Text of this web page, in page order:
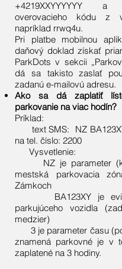
+4219XXYYYYYY a
overovacieho kódu z
napríklad rrwq4u.
Pri platbe mobilnou
daňový doklad získať
ParkDots v sekcii
dá sa takisto zaslať
zadanú e-mailovú adresu.
Ako sa dá zaplatiť
parkovanie na viac hodín?
Príklad:
text SMS: NZ
na tel. číslo: 2200
Vysvetlenie:
NZ je parameter
mestská parkovacia
Zámkoch
BA123XY je
parkujúceho vozidla
medzier)
3 je parameter času
znamená parkovné je v
zaplatené na 3 hodiny.